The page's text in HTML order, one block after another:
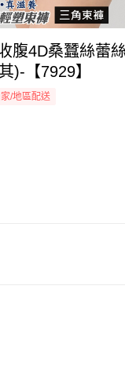
腹4D桑蠶絲蕾
)-【7929】
家/地區配送